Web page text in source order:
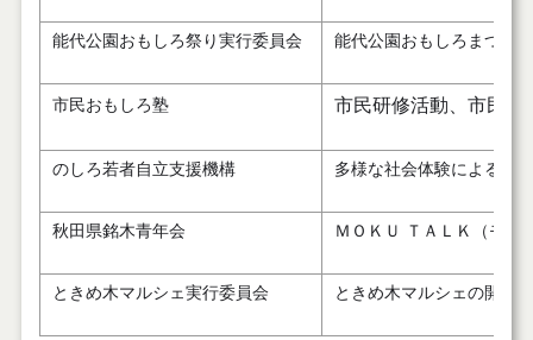
能代公園おもしろ祭り実行委員会 能代公園おもしろまつり
市民おもしろ塾 市民研修活動、市民ま
のしろ若者自立支援機構 多様な社会体験による子
秋田県銘木青年会 ＭＯＫＵ ＴＡＬＫ（モク
ときめ木マルシェ実行委員会 ときめ木マルシェの開催